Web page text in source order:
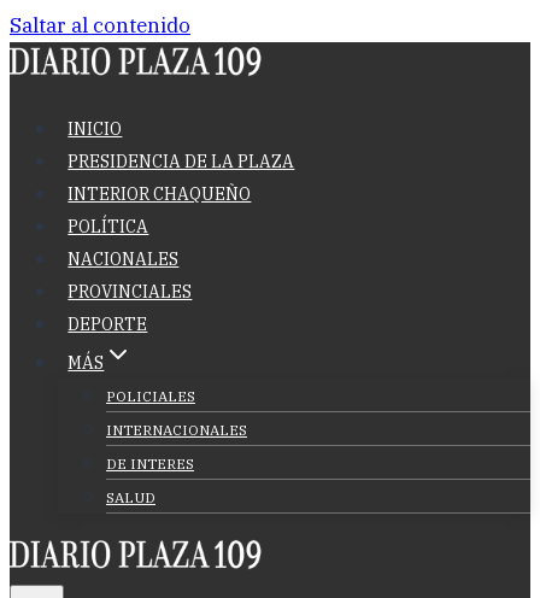
Saltar al contenido
INICIO
PRESIDENCIA DE LA PLAZA
INTERIOR CHAQUEÑO
POLÍTICA
NACIONALES
PROVINCIALES
DEPORTE
MÁS
POLICIALES
INTERNACIONALES
DE INTERES
SALUD